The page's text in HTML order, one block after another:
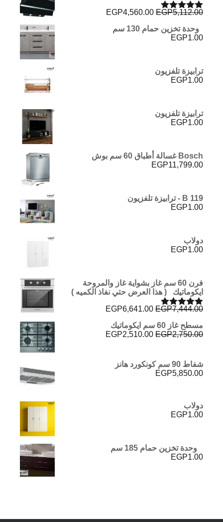
تم التقييمEGP5,112.00
السعر
هو:
EGP4,560.00
وحدة تخزين حمام 130 سم
EGP1.00
ترابيزة تلفزيون
EGP1.00
ترابيزة تلفزيون
EGP1.00
Bosch غسالة أطباق 60 سم بوش
EGP11,799.00
B 119 - ترابيزة تلفزيون
EGP1.00
دولاب
EGP1.00
فرن 60 سم غاز بشواية غاز والمروحة
ايكوماتيك ( هذا العرض حتي نفاذ الكميه )
تم التقييم
من 5
EGP7,444.00
السعر
هو:
EGP7,444.00.
EGP6,641.00
مسطح غاز 60 سم ايكوماتيك
EGP2,750.00
السعر
EGP2,750.00.
EGP2,510.00
شفاط 90 سم كونكورد هانز
EGP5,850.00
دولاب
EGP1.00
وحدة تخزين حمام 185 سم
EGP1.00